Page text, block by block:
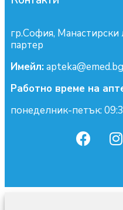
гр.София,
партер
Имейл:apteka@emed.bg
Работно време на
понеделник-петък: